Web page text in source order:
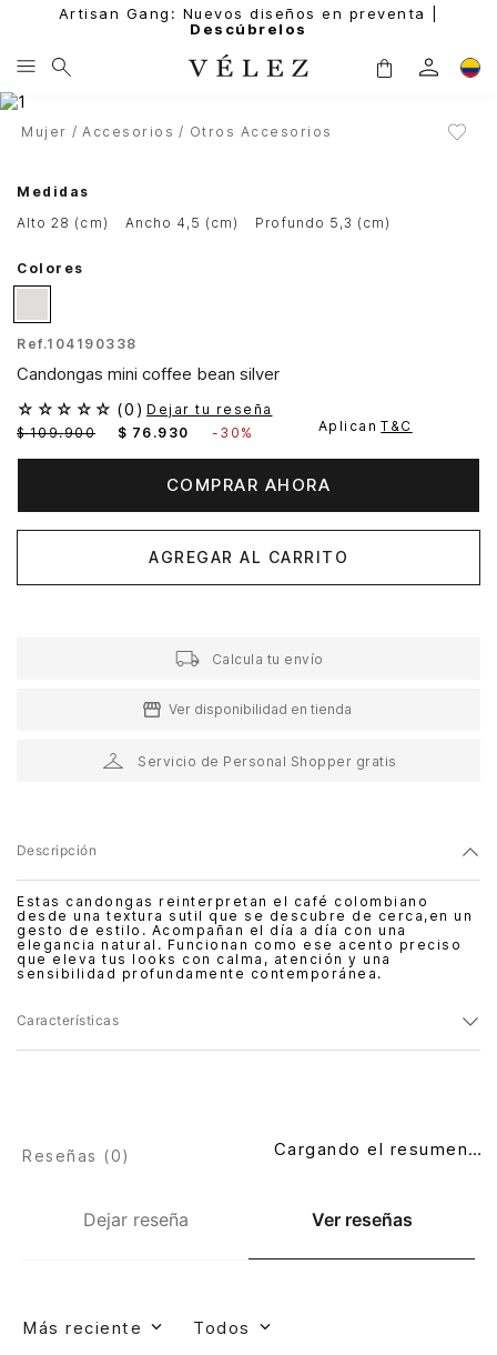
Artisan Gang: Nuevos diseños en preventa |
Descúbrelos
Mujer Accesorios Otros Accesorios
Medidas
alto 28 (cm)
ancho 4,5 (cm) profundo 5,3 (cm)
Colores
Ref.104190338
Candongas mini coffee bean silver
☆ ☆ ☆ ☆ ☆ (0 ) Dejar tu reseña
$ 109.900 $ 76 .930 - 30% Aplican T&C
COMPRAR AHORA
AGREGAR AL CARRITO
Calcula tu envío
Ver disponibilidad en tienda
Servicio de Personal Shopper gratis
Descripción
Estas candongas reinterpretan el café colombiano
desde una textura sutil que se descubre de cerca,en un
gesto de estilo. Acompañan el día a día con una
elegancia natural. Funcionan como ese acento preciso
que eleva tus looks con calma, atención y una
sensibilidad profundamente contemporánea.
Características
Dejar reseña Ver reseñas
Reseñas (0) Cargando el resumen…
Más reciente Todos